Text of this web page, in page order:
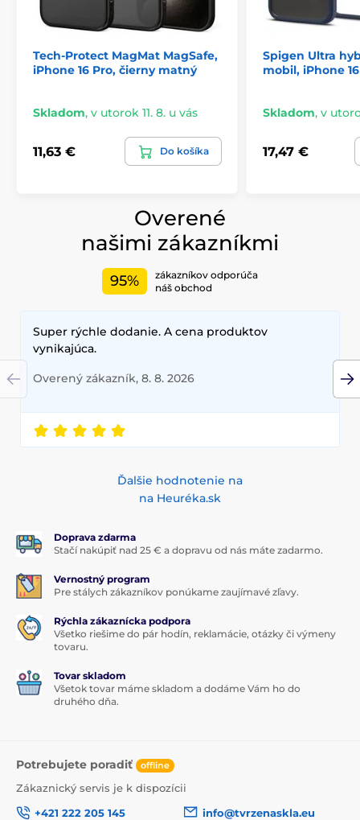
Tech-Protect MagMat MagSafe,
iPhone 16 Pro, čierny matný
Skladom, v utorok 11. 8. u vás
11,63 € Do košíka
Spigen Ultra
mobil, iPhone
Skladom, v
17,47 €
Overené
našimi zákazníkmi
95%
zákazníkov odporúča
náš obchod
Super rýchle dodanie. A cena produktov
vynikajúca.
Overený zákazník, 8. 8. 2026
Ďalšie hodnotenie na
na Heuréka.sk
Doprava zdarma
Stačí nakúpiť nad 25 € a dopravu od nás máte zadarmo.
Vernostný program
Pre stálych zákazníkov ponúkame zaujímavé zľavy.
Rýchla zákaznícka podpora
Všetko riešime do pár hodín, reklamácie, otázky či výmeny
tovaru.
Tovar skladom
Všetok tovar máme skladom a dodáme Vám ho do
druhého dňa.
Potrebujete poradiť offline
Zákaznický servis je k dispozícii
+421 222 205 145
info@tvrzenaskla.eu